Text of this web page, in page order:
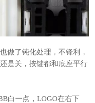
做了钝化处理，不锋利，
是关，按键都和底座平行
白一点，LOGO在右下